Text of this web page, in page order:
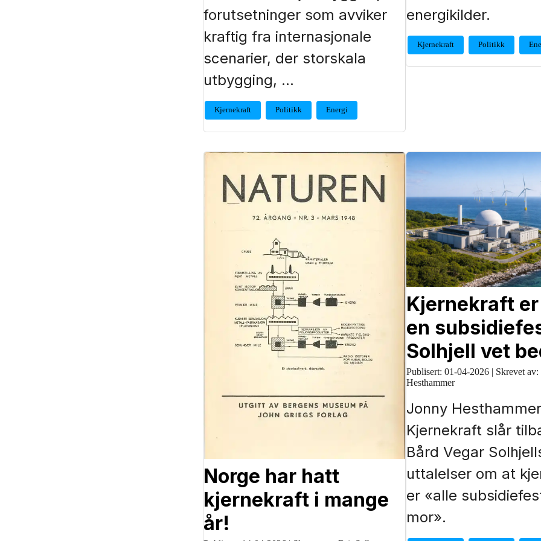
forutsetninger som avviker
kraftig fra internasjonale
scenarier, der storskala
utbygging, …
Kjernekraft Politikk Energi
energikilder.
Kjernekraft Politikk
Norge har hatt
kjernekraft i mange
år!
Kjernekraft
en
Solhjell vet
Publisert: 01-04-2026 | Skrevet av:
Hesthammer
Jonny
Kjernekraft slår
Bård Vegar
uttalelser om at
er «alle
mor».